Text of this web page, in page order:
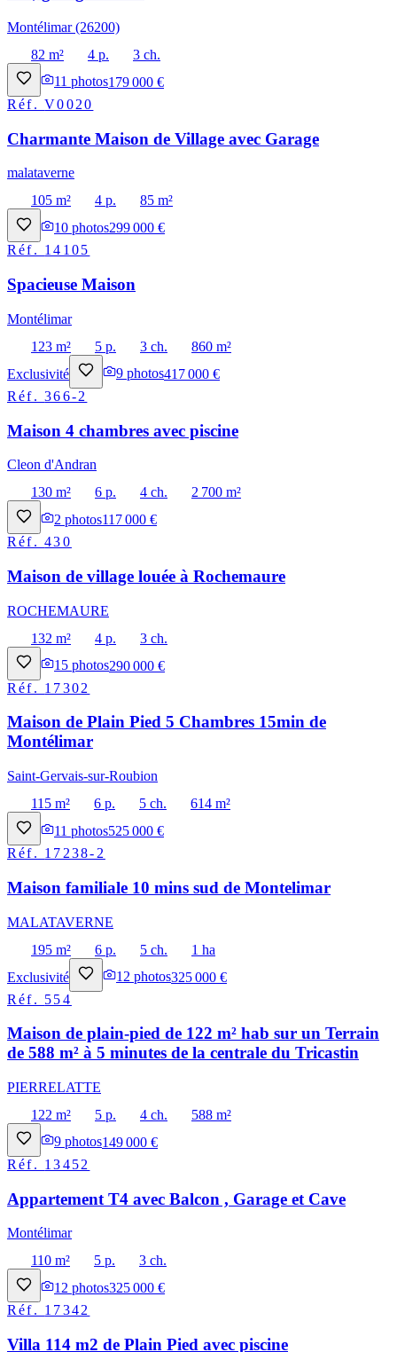
Montélimar (26200)
82 m²
4 p.
3 ch.
11 photos179 000 €
Réf.V0020
Charmante Maison de Village avec Garage
malataverne
105 m²
4 p.
85 m²
10 photos299 000 €
Réf. 14105
Spacieuse Maison
Montélimar
123 m²
5 p. 3 ch.
860 m²
Exclusivité
9 photos417 000 €
Réf.366-2
Maison 4 chambres avec piscine
Cleon d'Andran
130 m²
6 p. 4 ch.
2 700 m²
2 photos117 000 €
Réf.430
Maison de village louée à Rochemaure
ROCHEMAURE
132 m²
4 p.
3 ch.
15 photos290 000 €
Réf. 17302
Maison de Plain Pied 5 Chambres 15min de
Montélimar
Saint-Gervais-sur-Roubion
115 m²
6 p. 5 ch.
614 m²
11 photos525 000 €
Réf. 17238-2
Maison familiale 10 mins sud de Montelimar
MALATAVERNE
195 m²
6 p. 5 ch.
1 ha
Exclusivité
12 photos325 000 €
Réf. 554
Maison de plain-pied de 122 m² hab sur un Terrain
de 588 m² à 5 minutes de la centrale du Tricastin
PIERRELATTE
122 m²
5 p. 4 ch.
588 m²
9 photos149 000 €
Réf. 13452
Appartement T4 avec Balcon , Garage et Cave
Montélimar
110 m²
5 p.
3 ch.
12 photos325 000 €
Réf. 17342
Villa 114 m2 de Plain Pied avec piscine